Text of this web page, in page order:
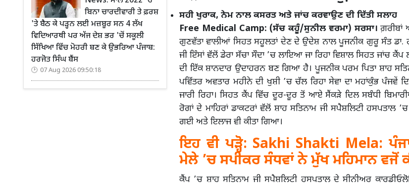
ਬਿਨਾ ਚਾਰਦੀਵਾਰੀ ਤੇ ਫ਼ਰਸ਼
'ਤੇ ਬੈਠ ਕੇ ਪੜ੍ਹਨ ਲਈ ਮਜ਼ਬੂਰ ਸਨ 4 ਲੱਖ
ਵਿਦਿਆਰਥੀ ਪਰ ਅੱਜ ਦੇਸ਼ ਭਰ 'ਚੋਂ ਸਕੂਲੀ
ਸਿੱਖਿਆ ਵਿੱਚ ਮੋਹਰੀ ਬਣ ਕੇ ਉਭਰਿਆ ਪੰਜਾਬ:
ਹਰਜੋਤ ਸਿੰਘ ਬੈਂਸ
07 Aug 2026 09:50:18
ਸਹੀ ਖੁਰਾਕ, ਨੇਮ ਨਾਲ ਕਸਰਤ ਅਤੇ ਜਾਂਚ ਕਰਵਾਉਣ ਦੀ ਦਿੱਤੀ ਸਲਾਹ
Free Medical Camp: (ਸੱਚ ਕਹੂੰ/ਸੁਨੀਲ ਵਰਮਾ) ਸਰਸਾ। ਗ਼ਰੀਬਾਂ
ਗੁਣਵੱਤਾ ਵਾਲੀਆਂ ਸਿਹਤ ਸਹੂਲਤਾਂ ਦੇਣ ਦੇ ਉਦੇਸ਼ ਨਾਲ ਪੂਜਨੀਕ ਗੁਰੂ ਸੰਤ ਡਾ.
ਜੀ ਇੰਸਾਂ ਵੱਲੋਂ ਡੇਰਾ ਸੱਚਾ ਸੌਦਾ ’ਚ ਲਾਇਆ ਜਾ ਰਿਹਾ ਵਿਸ਼ਾਲ ਸਿਹਤ ਜਾਂਚ ਕੈਂਪ
ਦੀ ਇੱਕ ਸ਼ਾਨਦਾਰ ਉਦਾਹਰਨ ਬਣ ਗਿਆ ਹੈ। ਪੂਜਨੀਕ ਪਰਮ ਪਿਤਾ ਸ਼ਾਹ
ਪਵਿੱਤਰ ਅਵਤਾਰ ਮਹੀਨੇ ਦੀ ਖੁਸ਼ੀ ’ਚ ਚੱਲ ਰਿਹਾ ਸੇਵਾ ਦਾ ਮਹਾਂਕੁੰਭ ਪੰਜਵੇਂ
ਜਾਰੀ ਰਿਹਾ। ਸਿਹਤ ਕੈਂਪ ਵਿੱਚ ਦੂਰ-ਦੂਰ ਤੋਂ ਆਏ ਸੈਂਕੜੇ ਦਿਲ ਸਬੰਧੀ
ਰੋਗਾਂ ਦੇ ਮਾਹਿਰਾਂ ਡਾਕਟਰਾਂ ਵੱਲੋਂ ਸ਼ਾਹ ਸਤਿਨਾਮ ਜੀ ਸਪੈਸ਼ਲਿਟੀ ਹਸਪਤਾਲ
ਗਈ ਅਤੇ ਇਲਾਜ ਵੀ ਕੀਤਾ ਗਿਆ।
ਇਹ ਵੀ ਪੜ੍ਹੋ: Sakhi Shakti Mela:
ਮੇਲੇ ’ਚ ਸਪੀਕਰ ਸੰਧਵਾਂ ਨੇ ਮੁੱਖ ਮਹਿਮਾਨ ਵਜੋਂ
ਕੈਂਪ ’ਚ ਸ਼ਾਹ ਸਤਿਨਾਮ ਜੀ ਸਪੈਸ਼ਲਿਟੀ ਹਸਪਤਾਲ ਦੇ ਸੀਨੀਅਰ